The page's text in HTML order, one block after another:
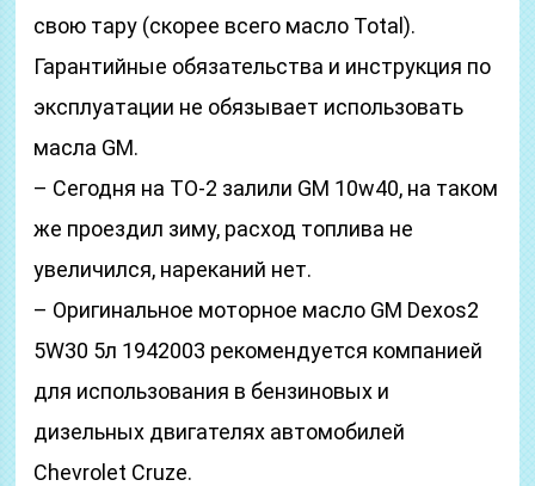
свою тару (скорее всего масло Total).
Гарантийные обязательства и инструкция по
эксплуатации не обязывает использовать
масла GM.
– Сегодня на ТО-2 залили GM 10w40, на таком
же проездил зиму, расход топлива не
увеличился, нареканий нет.
– Оригинальное моторное масло GM Dexos2
5W30 5л 1942003 рекомендуется компанией
для использования в бензиновых и
дизельных двигателях автомобилей
Chevrolet Cruze.